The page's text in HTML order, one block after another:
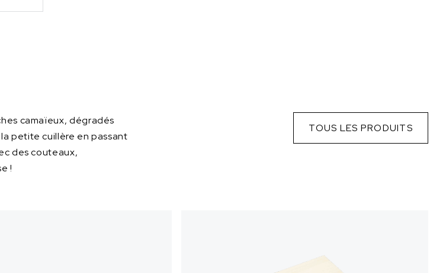
camaïeux, dégradés
petite cuillère en passant
des couteaux,
!
TOUS LES PRODUITS